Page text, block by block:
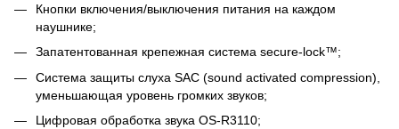
Кнопки включения/выключения питания на каждом
наушнике;
Запатентованная крепежная система secure-lock™;
Система защиты слуха SAC (sound activated compression),
уменьшающая уровень громких звуков;
Цифровая обработка звука OS-R3110;